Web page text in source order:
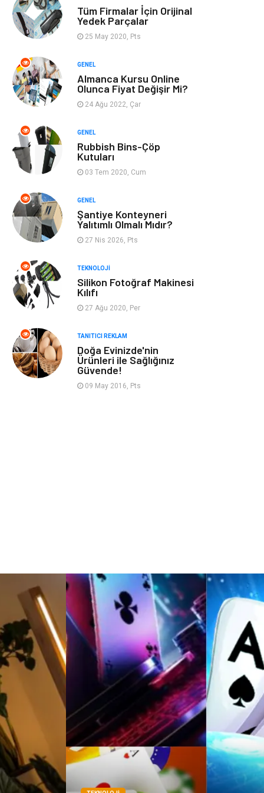
Finans & Ekonomi Görsel
Makaleler Bebek Giyim
Hosting İçerik
Programlama
Kurumsal Anne & Çocuk
hizmetlerimiz
Spor Malzemeleri Veteriner
İşitme
Sandbox-Blackhat Moda
Anahtar Kelime Penguen
Google Sıralama
Tüm Firmalar İçin Orijinal
Yedek Parçalar
25 May 2020, Pts
GENEL
Almanca Kursu Online
Olunca Fiyat Değişir Mi?
24 Ağu 2022, Çar
GENEL
Rubbish Bins-Çöp
Kutuları
03 Tem 2020, Cum
GENEL
Şantiye Konteyneri
Yalıtımlı Olmalı Mıdır?
27 Nis 2026, Pts
TEKNOLOJI
Silikon Fotoğraf Makinesi
Kılıfı
27 Ağu 2020, Per
TANITICI REKLAM
Doğa Evinizde'nin
Ürünleri ile Sağlığınız
Güvende!
09 May 2016, Pts